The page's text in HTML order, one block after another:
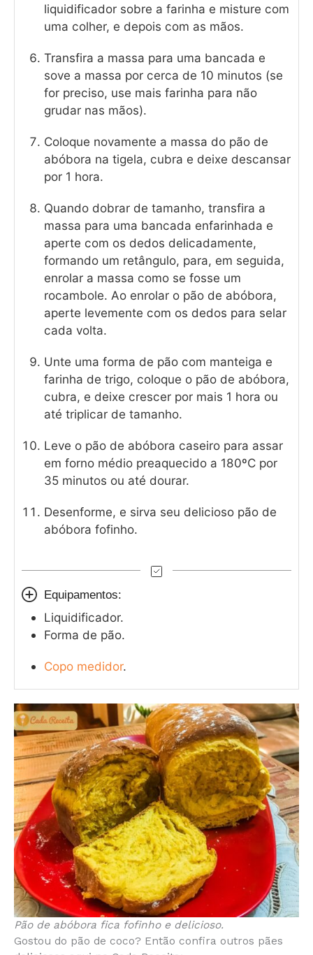
liquidificador sobre a farinha e misture com
uma colher, e depois com as mãos.
Transfira a massa para uma bancada e
sove a massa por cerca de 10 minutos (se
for preciso, use mais farinha para não
grudar nas mãos).
Coloque novamente a massa do pão de
abóbora na tigela, cubra e deixe descansar
por 1 hora.
Quando dobrar de tamanho, transfira a
massa para uma bancada enfarinhada e
aperte com os dedos delicadamente,
formando um retângulo, para, em seguida,
enrolar a massa como se fosse um
rocambole. Ao enrolar o pão de abóbora,
aperte levemente com os dedos para selar
cada volta.
Unte uma forma de pão com manteiga e
farinha de trigo, coloque o pão de abóbora,
cubra, e deixe crescer por mais 1 hora ou
até triplicar de tamanho.
Leve o pão de abóbora caseiro para assar
em forno médio preaquecido a 180ºC por
35 minutos ou até dourar.
Desenforme, e sirva seu delicioso pão de
abóbora fofinho.
Equipamentos:
Liquidificador.
Forma de pão.
Copo medidor.
Pão de abóbora fica fofinho e delicioso.
Gostou do pão de coco? Então confira outros pães